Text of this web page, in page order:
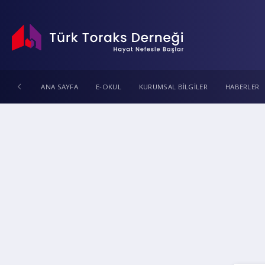
ANA SAYFA E-OKUL KURUMSAL BİLGİLER HABERLER